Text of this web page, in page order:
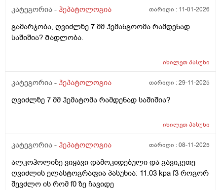
კატეგორია - ჰეპატოლოგია თარიღი : 11-01-2026
გამარჯობა, ღვიძლზე 7 მმ ჰემანგოომა რამდენად
საშიშია? Მადლობა.
იხილეთპასუხი
კატეგორია - ჰეპატოლოგია თარიღი :29-11-2025
ღვიძლზე 7 მმ ჰემატომა რამდენად საშიშია?
იხილეთპასუხი
კატეგორია - ჰეპატოლოგია თარიღი :08-11-2025
ალკოჰოლიზე ვიყავი დამოკიდებული და გავიკეთე
ღვიძლის ელასტოგრაფია პასუხია: 11.03 kpa f3 როგორ
შევძლო ის რომ f0 ზე ჩავიდე